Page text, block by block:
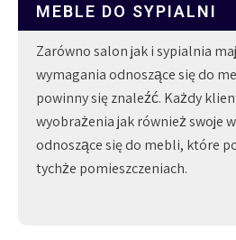
MEBLE DO SYPIALNI
Zarówno salon jak i sypialnia
wymagania odnoszące się do
powinny się znaleźć. Każdy
wyobrażenia jak również swoje
odnoszące się do mebli, które
tychże pomieszczeniach.